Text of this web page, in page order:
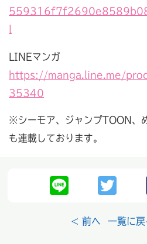
LINEマンガ
https://manga.line.me/
35340
※シーモア、ジャンプTOON、
も連載しております。
< 前へ 一覧に戻